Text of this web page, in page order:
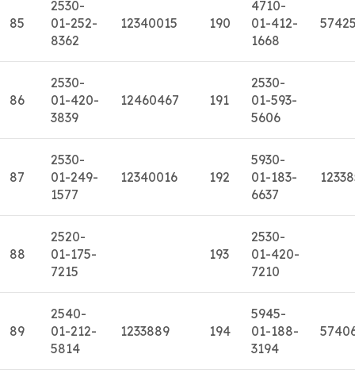
85
2530-
01-252-
8362
12340015 190
4710-
01-412-
1668
86
2530-
01-420-
3839
12460467 191
2530-
01-593-
5606
87
2530-
01-249-
1577
12340016 192
5930-
01-183-
6637
88
2520-
01-175-
7215
193
2530-
01-420-
7210
89
2540-
01-212-
5814
1233889 194
5945-
01-188-
3194